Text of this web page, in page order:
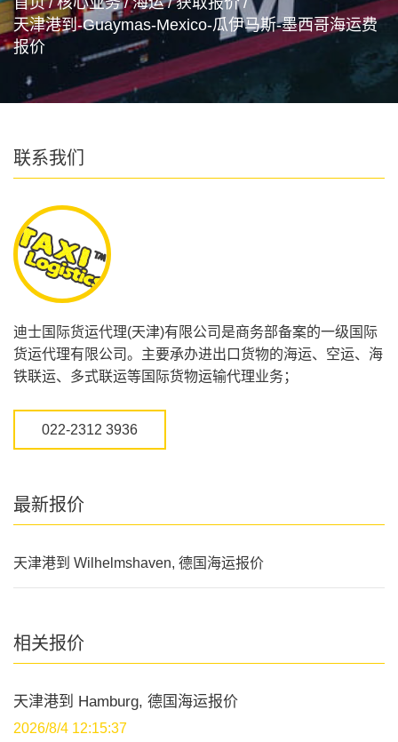
天津港到-Guaymas-Mexico-瓜伊马斯-墨西哥海运费
报价
联系我们
迪士国际货运代理(天津)有限公司是商务部备案的一级国际
货运代理有限公司。主要承办进出口货物的海运、空运、海
铁联运、多式联运等国际货物运输代理业务；
022-2312 3936
最新报价
天津港到 Wilhelmshaven, 德国海运报价
相关报价
天津港到 Hamburg, 德国海运报价
2026/8/4 12:15:37